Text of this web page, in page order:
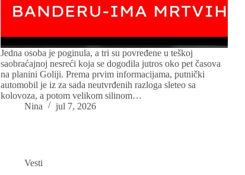
Jedna osoba je poginula, a tri su povređene u teškoj
saobraćajnoj nesreći koja se dogodila jutros oko pet časova
na planini Goliji. Prema prvim informacijama, putnički
automobil je iz za sada neutvrđenih razloga sleteo sa
kolovoza, a potom velikom silinom…
Nina
jul 7, 2026
Vesti